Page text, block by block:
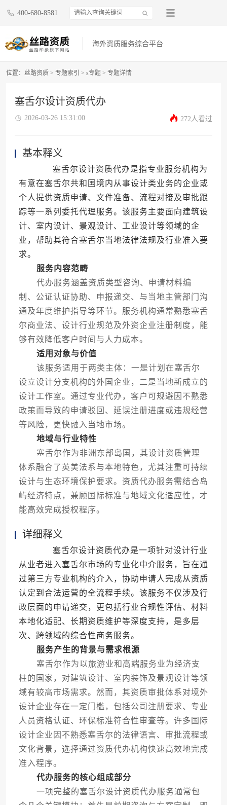
400-680-8581
海外资质服务综合平台
位置： 丝路资质 > 专题索引 > s专题 > 专题详情
塞舌尔设计资质代办
2026-03-26 15:31:00 272人看过
基本释义
塞舌尔设计资质代办是指专业服务机构为
有意在塞舌尔共和国境内从事设计类业务的企业或
个人提供资质申请、文件准备、流程对接及审批跟
踪等一系列委托代理服务。该服务主要面向建筑设
计、室内设计、景观设计、工业设计等领域的企
业，帮助其符合塞舌尔当地法律法规及行业准入要
求。
服务内容范畴
代办服务涵盖资质类型咨询、申请材料编
制、公证认证协助、申报递交、与当地主管部门沟
通及年度维护指导等环节。服务机构通常熟悉塞舌
尔商业法、设计行业规范及外资企业注册制度，能
够有效降低客户时间与人力成本。
适用对象与价值
该服务适用于两类主体：一是计划在塞舌尔
设立设计分支机构的外国企业，二是当地新成立的
设计工作室。通过专业代办，客户可规避因不熟悉
政策而导致的申请驳回、延误注册进度或违规经营
等风险，更快融入当地市场。
地域与行业特性
塞舌尔作为非洲东部岛国，其设计资质管理
体系融合了英美法系与本地特色，尤其注重可持续
设计与生态环境保护要求。资质代办服务需结合岛
屿经济特点，兼顾国际标准与地域文化适应性，才
能高效完成授权程序。
详细释义
塞舌尔设计资质代办是一项针对设计行业
从业者进入塞舌尔市场的专业化中介服务，旨在通
过第三方专业机构的介入，协助申请人完成从资质
认定到合法运营的全流程手续。该服务不仅涉及行
政层面的申请递交，更包括行业合规性评估、材料
本地化适配、长期资质维护等深度支持，是多层
次、跨领域的综合性商务服务。
服务产生的背景与需求根源
塞舌尔作为以旅游业和高端服务业为经济支
柱的国家，对建筑设计、室内装饰及景观设计等领
域有较高市场需求。然而，其资质审批体系对境外
设计企业存在一定门槛，包括公司注册要求、专业
人员资格认证、环保标准符合性审查等。许多国际
设计企业因不熟悉塞舌尔的法律语言、审批流程或
文化背景，选择通过资质代办机构快速高效地完成
准入程序。
代办服务的核心组成部分
一项完整的塞舌尔设计资质代办服务通常包